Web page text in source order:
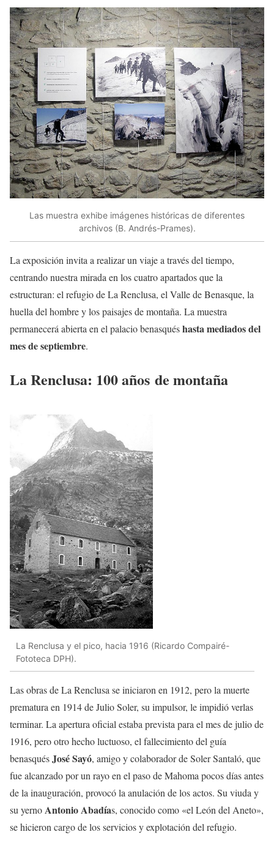
Las muestra exhibe imágenes históricas de diferentes
archivos (B. Andrés-Prames).
La exposición invita a realizar un viaje a través del tiempo,
centrando nuestra mirada en los cuatro apartados que la
estructuran: el refugio de La Renclusa, el Valle de Benasque, la
huella del hombre y los paisajes de montaña. La muestra
permanecerá abierta en el palacio benasquéshasta mediados del
mes de septiembre.
La Renclusa: 100 años de montaña
La Renclusa y el pico, hacia 1916 (Ricardo Compairé-
Fototeca DPH).
Las obras de La Renclusa se iniciaron en 1912, pero la muerte
prematura en 1914 de Julio Soler, su impulsor, le impidió verlas
terminar. La apertura oficial estaba prevista para el mes de julio de
1916, pero otro hecho luctuoso, el fallecimiento del guía
benasquésJosé Sayó, amigo y colaborador de Soler Santaló, que
fue alcanzado por un rayo en el paso de Mahoma pocos días antes
de la inauguración, provocó la anulación de los actos. Su viuda y
su yernoAntonio Abadías, conocido como «el León del Aneto»,
se hicieron cargo de los servicios y explotación del refugio.